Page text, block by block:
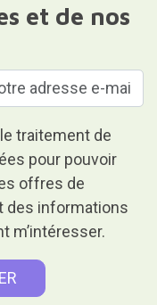
et de nos
traitement de
pour pouvoir
offres de
des informations
m’intéresser.